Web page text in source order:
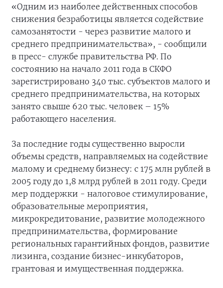
«Одним из наиболее действенных способов
снижения безработицы является содействие
самозанятости - через развитие малого и
среднего предпринимательства», - сообщили
в пресс- службе правительства РФ. По
состоянию на начало 2011 года в СКФО
зарегистрировано 340 тыс. субъектов малого и
среднего предпринимательства, на которых
занято свыше 620 тыс. человек – 15%
работающего населения.
За последние годы существенно выросли
объемы средств, направляемых на содействие
малому и среднему бизнесу: с 175 млн рублей в
2005 году до 1,8 млрд рублей в 2011 году. Среди
мер поддержки - налоговое стимулирование,
образовательные мероприятия,
микрокредитование, развитие молодежного
предпринимательства, формирование
региональных гарантийных фондов, развитие
лизинга, создание бизнес-инкубаторов,
грантовая и имущественная поддержка.